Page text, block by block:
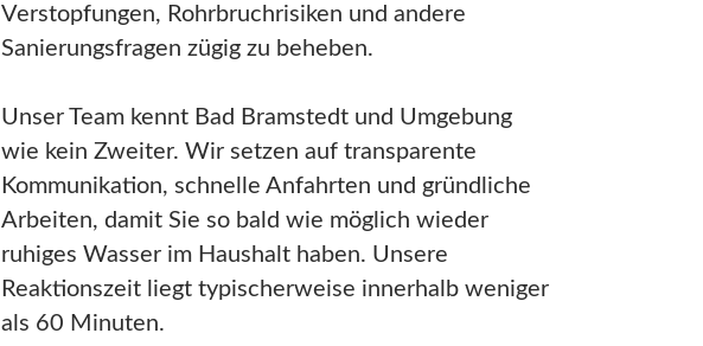
Verstopfungen, Rohrbruchrisiken und andere
Sanierungsfragen zügig zu beheben.
Unser Team kennt Bad Bramstedt und Umgebung
wie kein Zweiter. Wir setzen auf transparente
Kommunikation, schnelle Anfahrten und gründliche
Arbeiten, damit Sie so bald wie möglich wieder
ruhiges Wasser im Haushalt haben. Unsere
Reaktionszeit liegt typischerweise innerhalb weniger
als 60 Minuten.